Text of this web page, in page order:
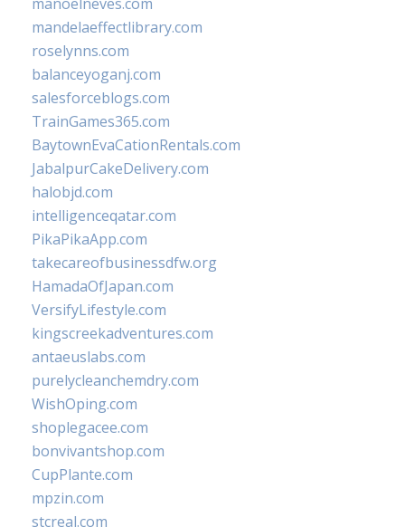
mandelaeffectlibrary.com
roselynns.com
balanceyoganj.com
salesforceblogs.com
TrainGames365.com
BaytownEvaCationRentals.com
JabalpurCakeDelivery.com
halobjd.com
intelligenceqatar.com
PikaPikaApp.com
takecareofbusinessdfw.org
HamadaOfJapan.com
VersifyLifestyle.com
kingscreekadventures.com
antaeuslabs.com
purelycleanchemdry.com
WishOping.com
shoplegacee.com
bonvivantshop.com
CupPlante.com
mpzin.com
stcreal.com